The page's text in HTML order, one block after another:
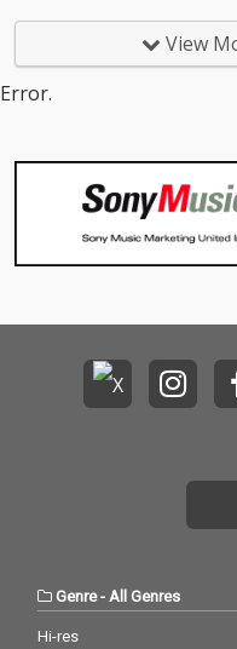
View
Error.
Genre- All Genres
Hi-res